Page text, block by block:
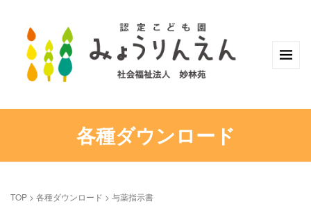
各種ダウンロード
TOP > 各種ダウンロード > 与薬指示書